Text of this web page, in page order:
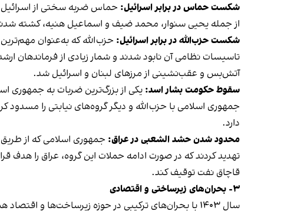
شکست حماس در برابر اسرائیل: حماس ضربه سختی از اسرائیل
از جمله یحیی سنوار، محمد ضیف و اسماعیل هنیه، کشته
شکست حزب‌الله در برابر اسرائیل: حزب‌الله که به‌عنوان
تاسیسات نظامی آن نابود شدند و شمار زیادی از فرماندهان
آتش‌بس و عقب‌نشینی از مرزهای لبنان و اسرائیل شد.
سقوط حکومت بشار اسد:
جمهوری اسلامی با حزب‌الله و دیگر گروه‌های نیابتی را مسدود
دارد.
محدود شدن حشد الشعبی در عراق:
تهدید کردند که در صورت ادامه حملات این گروه، عراق را هدف
قاچاق نفت توقیف کند.
۳- بحران‌های زیرساختی و اقتصادی
سال ۱۴۰۳ با بحران‌های ترکیبی در حوزه زیرساخت‌ها و اقتصاد همراه بود: